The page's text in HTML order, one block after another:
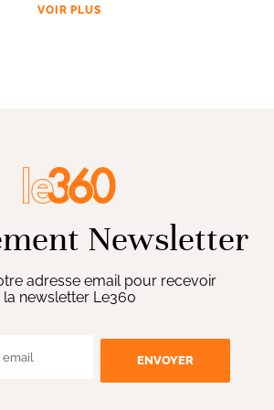
VOIR PLUS
Newsletter
adresse email pour recevoir
la newsletter Le360
ENVOYER